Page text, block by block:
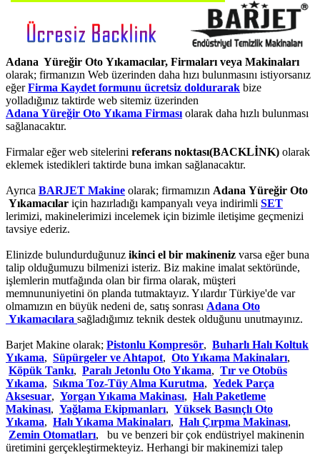
Adana Yüreğir Oto Yıkamacılar, Firmaları veya Makinaları
olarak; firmanızın Web üzerinden daha hızı bulunmasını istiyorsanız
eğerFirma Kaydet formunu ücretsiz doldurarak bize
yolladığınız taktirde web sitemiz üzerinden
Adana Yüreğir Oto Yıkama Firmasıolarak daha hızlı bulunması
sağlanacaktır.
Firmalar eğer web sitelerini referans noktası(BACKLİNK) olarak
eklemek istedikleri taktirde buna imkan sağlanacaktır.
Ayrıca BARJET Makine olarak; firmamızın Adana Yüreğir Oto
Yıkamacılar için hazırladığı kampanyalı veya indirimli SET
lerimizi, makinelerimizi incelemek için bizimle iletişime geçmenizi
tavsiye ederiz.
Elinizde bulundurduğunuz ikinci el bir makineniz varsa eğer buna
talip olduğumuzu bilmenizi isteriz. Biz makine imalat sektöründe,
işlemlerin mutfağında olan bir firma olarak, müşteri
memnununiyetini ön planda tutmaktayız. Yılardır Türkiye'de var
olmamızın en büyük nedeni de, satış sonrası Adana Oto
Yıkamacılara sağladığımız teknik destek olduğunu unutmayınız.
Barjet Makine olarak; Pistonlu Kompresör, Buharlı Halı Koltuk
Yıkama, Süpürgeler ve Ahtapot, Oto Yıkama Makinaları,
Köpük Tankı, Paralı Jetonlu Oto Yıkama, Tır ve Otobüs
Yıkama, Sıkma Toz-Tüy Alma Kurutma, Yedek Parça
Aksesuar, Yorgan Yıkama Makinası, Halı Paketleme
Makinası, Yağlama Ekipmanları, Yüksek Basınçlı Oto
Yıkama, Halı Yıkama Makinaları, Halı Çırpma Makinası,
Zemin Otomatları, bu ve benzeri bir çok endüstriyel makinenin
üretimini gerçekleştirmekteyiz. Herhangi bir makinemizi talep